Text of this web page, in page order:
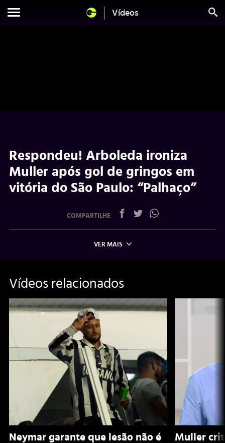
Vídeos
Respondeu! Arboleda ironiza
Muller após gol de gringos em
vitória do São Paulo: “Palhaço”
COMPARTILHE
VER MAIS
Vídeos relacionados
Neymar garante que lesão não é
Muller